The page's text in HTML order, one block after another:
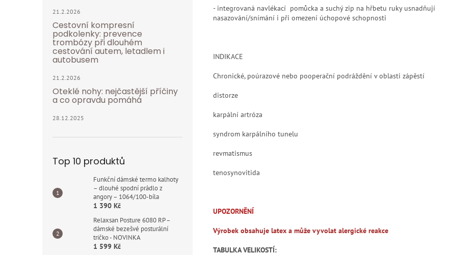
21.2.2026
Cestovní kompresní
podkolenky: prevence
trombózy při dlouhém
cestování autem, letadlem i
autobusem
21.2.2026
Oteklé nohy: nejčastější příčiny
a co opravdu pomáhá
28.12.2025
Top 10 produktů
Funkční dámské termo kalhoty
– dlouhé spodní prádlo z
angory – 1064/100-bíla
1 390 Kč
Relaxsan Posture 6080 RP –
dámské bezešvé posturální
tričko - NOVINKA
1 599 Kč
- integrovaná navlékací pomůcka a suchý zip na hřbetu ruky usnadňují
nasazování/snímání i při omezení úchopové schopnosti
INDIKACE
Chronické, poúrazové nebo pooperační podráždění v oblasti zápěstí
distorze
karpální artróza
syndrom karpálního tunelu
revmatismus
tenosynovitida
UPOZORNĚNÍ
Výrobek obsahuje latex a může vyvolat alergické reakce
TABULKA VELIKOSTÍ: